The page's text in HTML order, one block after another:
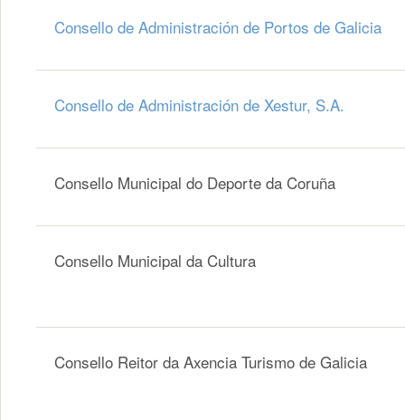
Consello de Administración de Portos de Galicia
Consello de Administración de Xestur, S.A.
Consello Municipal do Deporte da Coruña
Consello Municipal da Cultura
Consello Reitor da Axencia Turismo de Galicia